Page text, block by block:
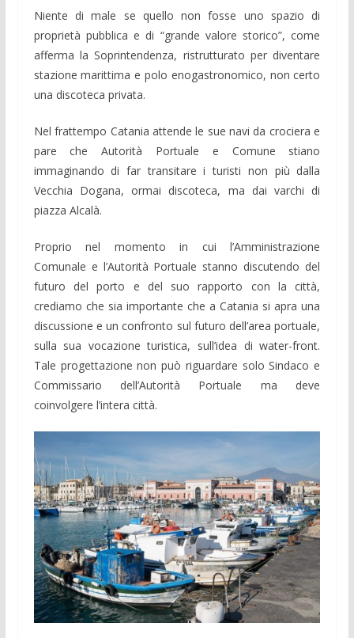
Niente di male se quello non fosse uno spazio di
proprietà pubblica e di “grande valore storico”, come
afferma la Soprintendenza, ristrutturato per diventare
stazione marittima e polo enogastronomico, non certo
una discoteca privata.
Nel frattempo Catania attende le sue navi da crociera e
pare che Autorità Portuale e Comune stiano
immaginando di far transitare i turisti non più dalla
Vecchia Dogana, ormai discoteca, ma dai varchi di
piazza Alcalà.
Proprio nel momento in cui l’Amministrazione
Comunale e l’Autorità Portuale stanno discutendo del
futuro del porto e del suo rapporto con la città,
crediamo che sia importante che a Catania si apra una
discussione e un confronto sul futuro dell’area portuale,
sulla sua vocazione turistica, sull’idea di water-front.
Tale progettazione non può riguardare solo Sindaco e
Commissario dell’Autorità Portuale ma deve
coinvolgere l’intera città.